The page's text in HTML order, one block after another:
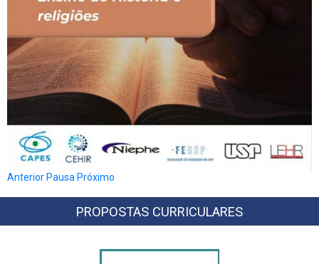
Anterior Pausa Próximo
PROPOSTAS CURRICULARES